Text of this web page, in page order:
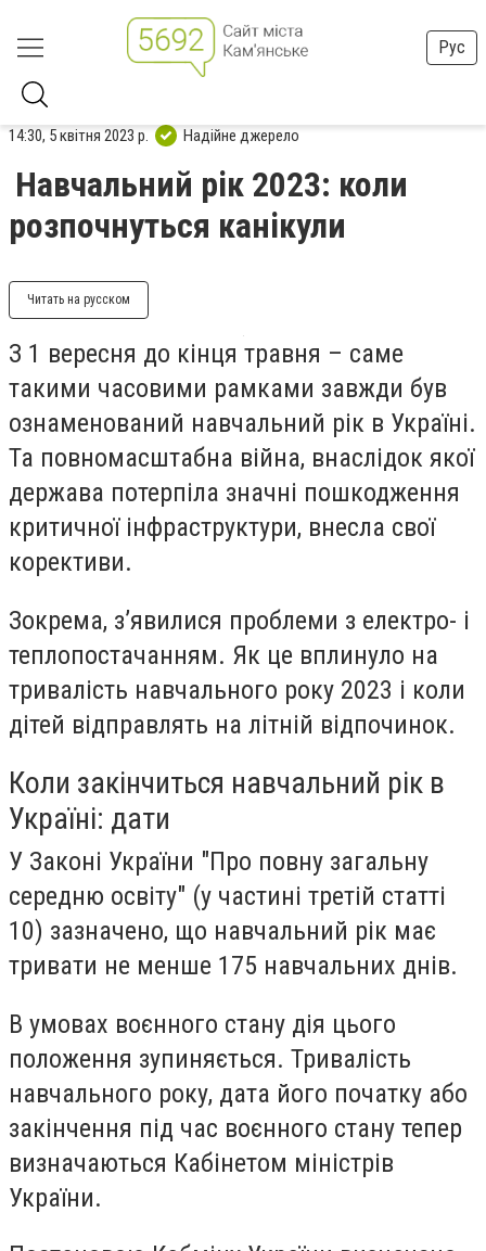
Рус
14:30, 5 квітня 2023 р. Надійне джерело
Навчальний рік 2023: коли
розпочнуться канікули
Читать на русском
З 1 вересня до кінця травня – саме
такими часовими рамками завжди був
ознаменований навчальний рік в Україні.
Та повномасштабна війна, внаслідок якої
держава потерпіла значні пошкодження
критичної інфраструктури, внесла свої
корективи.
Зокрема, з’явилися проблеми з електро- і
теплопостачанням. Як це вплинуло на
тривалість навчального року 2023 і коли
дітей відправлять на літній відпочинок.
Коли закінчиться навчальний рік в
Україні: дати
У Законі України "Про повну загальну
середню освіту" (у частині третій статті
10) зазначено, що навчальний рік має
тривати не менше 175 навчальних днів.
В умовах воєнного стану дія цього
положення зупиняється. Тривалість
навчального року, дата його початку або
закінчення під час воєнного стану тепер
визначаються Кабінетом міністрів
України.